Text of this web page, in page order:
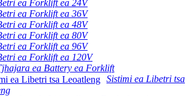
ea Forklift ea 24V
ea Forklift ea 36V
ea Forklift ea 48V
ea Forklift ea 80V
ea Forklift ea 96V
ea Forklift ea 120V
ea Battery ea Forklift
Sistimi ea Libetri tsa